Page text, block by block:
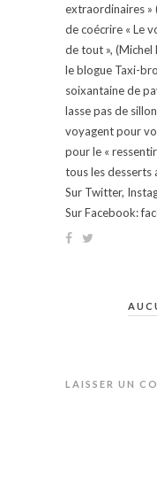
extraordinaires »
de coécrire « Le
de tout », (Michel
le blogue Taxi-
soixantaine de
lasse pas de
voyagent pour
pour le «
tous les desserts
Sur Twitter,
Sur Facebook:
LAISSER UN